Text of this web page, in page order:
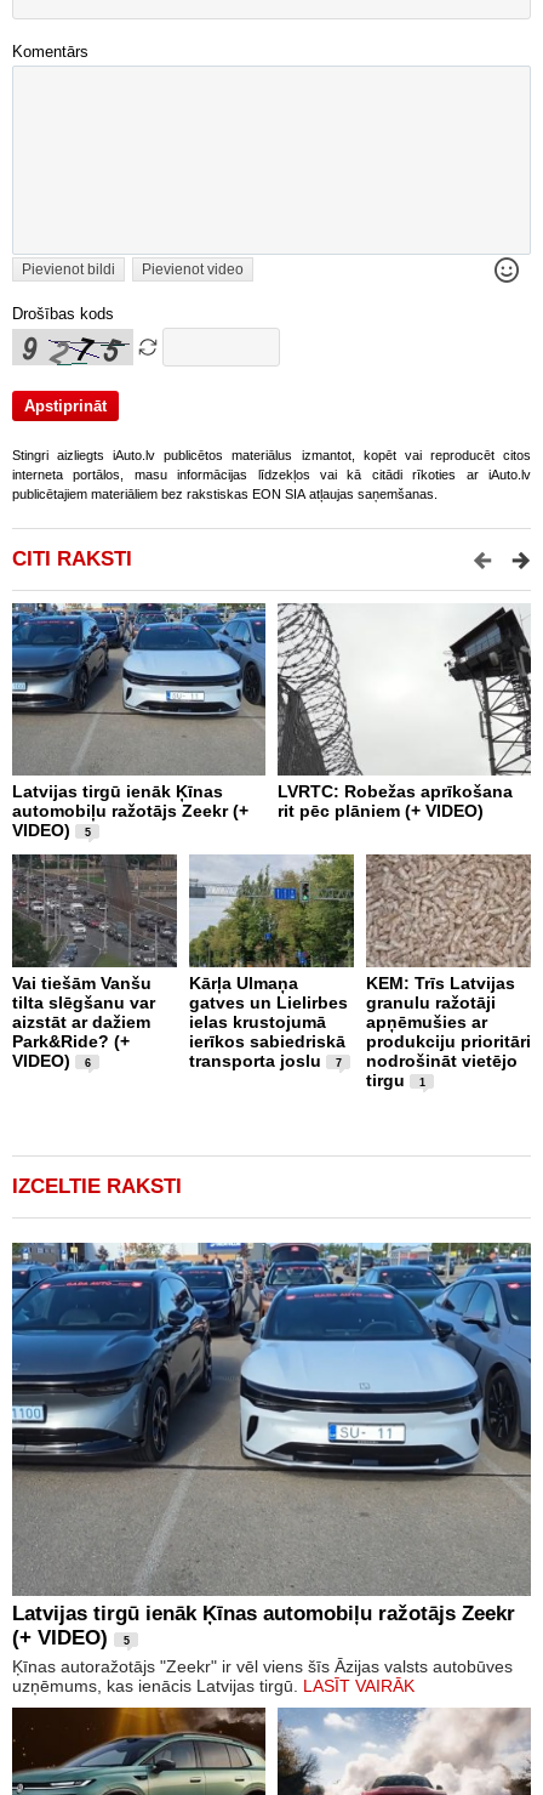
Komentārs
Pievienot bildi Pievienot video
Drošības kods
Stingri aizliegts iAuto.lv publicētos materiālus izmantot, kopēt vai reproducēt citos
interneta portālos, masu informācijas līdzekļos vai kā citādi rīkoties ar iAuto.lv
publicētajiem materiāliem bez rakstiskas EON SIA atļaujas saņemšanas.
CITI RAKSTI
Latvijas tirgū ienāk Ķīnas
automobiļu ražotājs Zeekr (+
VIDEO)
5
LVRTC: Robežas aprīkošana
rit pēc plāniem (+ VIDEO)
Vai tiešām Vanšu
tilta slēgšanu var
aizstāt ar dažiem
Park&Ride? (+
VIDEO)
6
Kārļa Ulmaņa
gatves un Lielirbes
ielas krustojumā
ierīkos sabiedriskā
transporta joslu
7
KEM: Trīs Latvijas
granulu ražotāji
apņēmušies ar
produkciju prioritāri
nodrošināt vietējo
tirgu
1
IZCELTIE RAKSTI
Latvijas tirgū ienāk Ķīnas automobiļu ražotājs Zeekr
(+ VIDEO)
5
Ķīnas autoražotājs "Zeekr" ir vēl viens šīs Āzijas valsts autobūves
uzņēmums, kas ienācis Latvijas tirgū. LASĪT VAIRĀK